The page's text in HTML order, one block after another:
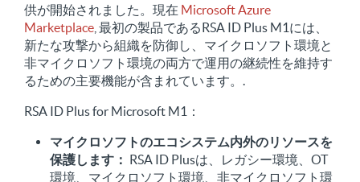
供が開始されました。現在 Microsoft Azure
Marketplace , 最初の製品であるRSA ID Plus M1には、
新たな攻撃から組織を防御し、マイクロソフト環境と
非マイクロソフト環境の両方で運用の継続性を維持す
るための主要機能が含まれています。.
RSA ID Plus for Microsoft M1：
マイクロソフトのエコシステム内外のリソースを
保護します： RSA ID Plusは、レガシー環境、OT
環境、マイクロソフト環境、非マイクロソフト環